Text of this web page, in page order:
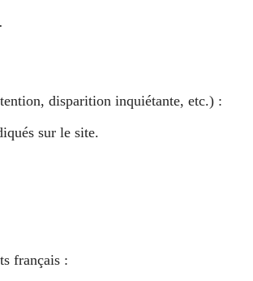
disparition inquiétante, etc.) :
sur le site.
français :